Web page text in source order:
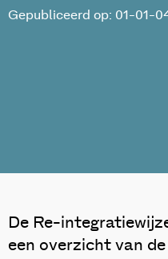
Gepubliceerd op: 01-01-
De Re-
een overzicht van